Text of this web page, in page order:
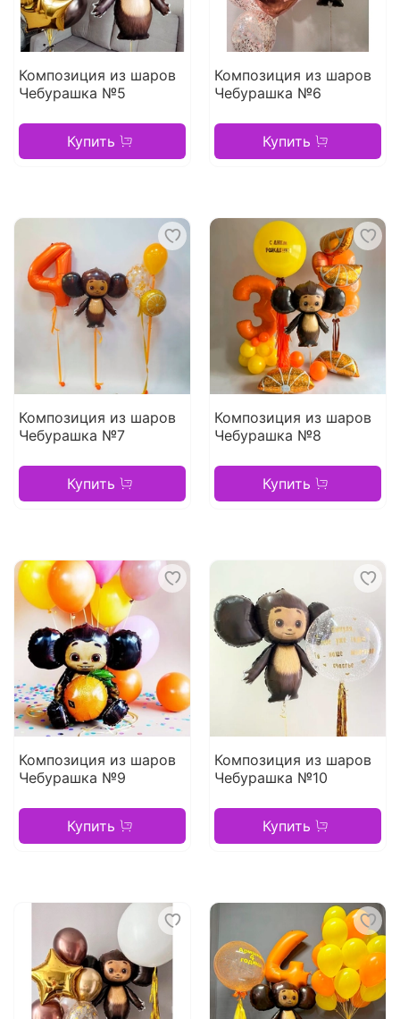
Композиция из шаров
Чебурашка №5
Купить
Композиция из шаров
Чебурашка №6
Купить
Композиция из шаров
Чебурашка №7
Купить
Композиция из шаров
Чебурашка №8
Купить
Композиция из шаров
Чебурашка №9
Купить
Композиция из шаров
Чебурашка №10
Купить